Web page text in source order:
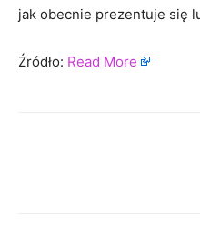
jak obecnie prezentuje się
Źródło: Read More